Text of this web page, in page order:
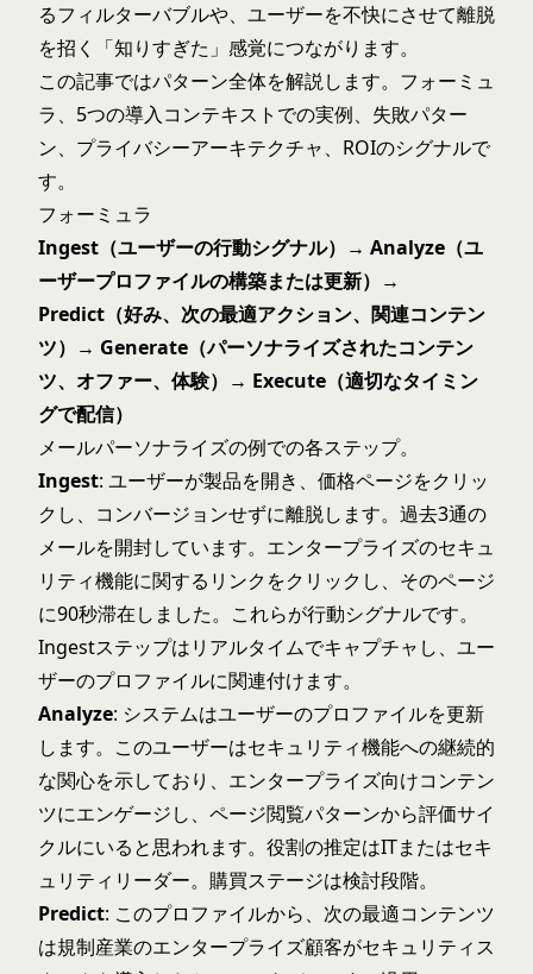
るフィルターバブルや、ユーザーを不快にさせて離脱
を招く「知りすぎた」感覚につながります。
この記事ではパターン全体を解説します。フォーミュ
ラ、5つの導入コンテキストでの実例、失敗パター
ン、プライバシーアーキテクチャ、ROIのシグナルで
す。
フォーミュラ
Ingest（ユーザーの行動シグナル）→ Analyze（ユ
ーザープロファイルの構築または更新）→
Predict（好み、次の最適アクション、関連コンテン
ツ）→ Generate（パーソナライズされたコンテン
ツ、オファー、体験）→ Execute（適切なタイミン
グで配信）
メールパーソナライズの例での各ステップ。
Ingest: ユーザーが製品を開き、価格ページをクリッ
クし、コンバージョンせずに離脱します。過去3通の
メールを開封しています。エンタープライズのセキュ
リティ機能に関するリンクをクリックし、そのページ
に90秒滞在しました。これらが行動シグナルです。
Ingestステップはリアルタイムでキャプチャし、ユー
ザーのプロファイルに関連付けます。
Analyze: システムはユーザーのプロファイルを更新
します。このユーザーはセキュリティ機能への継続的
な関心を示しており、エンタープライズ向けコンテン
ツにエンゲージし、ページ閲覧パターンから評価サイ
クルにいると思われます。役割の推定はITまたはセキ
ュリティリーダー。購買ステージは検討段階。
Predict: このプロファイルから、次の最適コンテンツ
は規制産業のエンタープライズ顧客がセキュリティス